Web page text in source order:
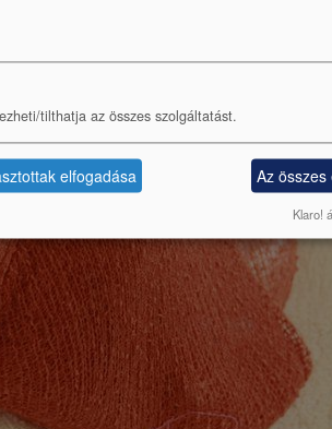
tilthatja az összes szolgáltatást.
elfogadása Az
Klaro!